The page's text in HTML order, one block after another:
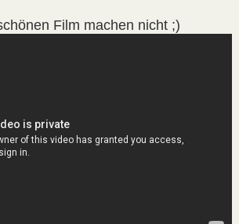
Film machen nicht ;)